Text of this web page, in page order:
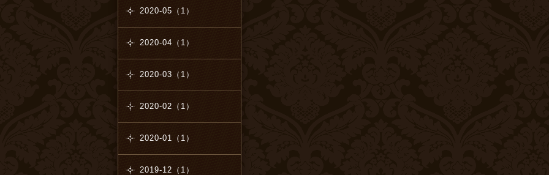
2020-05（1）
2020-04（1）
2020-03（1）
2020-02（1）
2020-01（1）
2019-12（1）